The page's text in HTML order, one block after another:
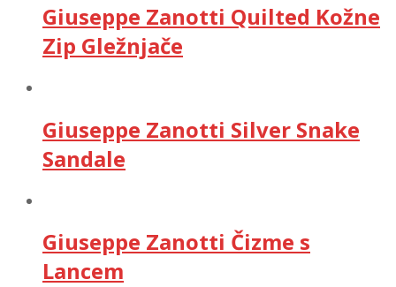
Giuseppe Zanotti Quilted Kožne
Zip Gležnjače
Giuseppe Zanotti Silver Snake
Sandale
Giuseppe Zanotti Čizme s
Lancem